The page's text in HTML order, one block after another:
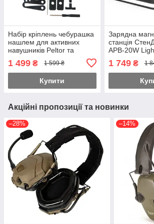
Набір кріплень чебурашка
нашлем для активних
навушників Peltor та
1 499 ₴ 1 599 ₴
Купити
Зарядна
станція
APB-20W
навушників
1 749₴ 1
Акційні пропозиції та новинки
–28% –14%